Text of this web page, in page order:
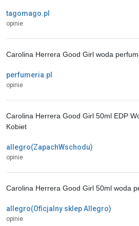
tagomago.pl
opinie
perfumeria.pl
opinie
Carolina Herrera Good Girl woda
allegro(ZapachWschodu)
opinie
Carolina Herrera Good Girl 50ml EDP
Kobiet
allegro(Oficjalny sklep Allegro)
opinie
Carolina Herrera Good Girl 50ml woda